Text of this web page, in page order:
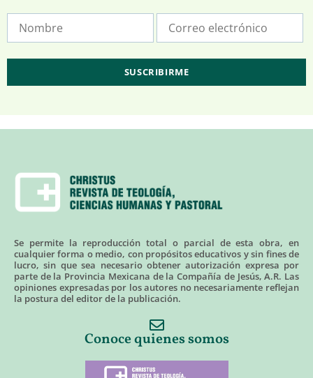
Se permite la reproducción total o parcial de esta obra, en
cualquier forma o medio, con propósitos educativos y sin fines de
lucro, sin que sea necesario obtener autorización expresa por
parte de la Provincia Mexicana de la Compañía de Jesús, A.R. Las
opiniones expresadas por los autores no necesariamente reflejan
la postura del editor de la publicación.
Conoce quienes somos